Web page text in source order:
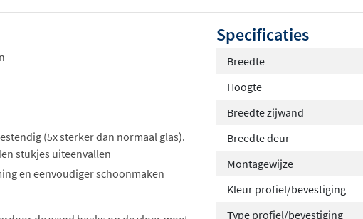
(5x sterker dan normaal glas).
stukjes uiteenvallen
en eenvoudiger schoonmaken
Specificaties
Breedte
Hoogte
Breedte zijwand
Breedte deur
Montagewijze
Kleur profiel/bevestiging
Type profiel/bevestiging